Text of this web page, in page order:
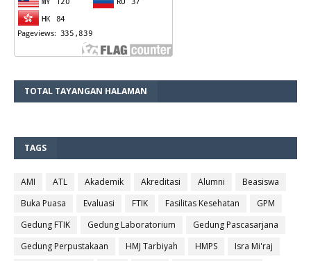
TOTAL TAYANGAN HALAMAN
TAGS
AMI ATL Akademik Akreditasi Alumni
Beasiswa
Buka Puasa
Evaluasi FTIK Fasilitas Kesehatan
GPM
Gedung FTIK
Gedung Laboratorium
Gedung Pascasarjana
Gedung Perpustakaan
HMJ Tarbiyah HMPS
Isra Mi'raj